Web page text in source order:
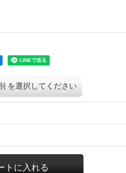
を選択してください
トに入れる